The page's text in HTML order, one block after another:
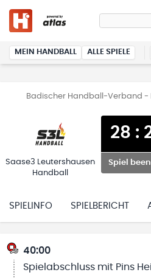
MEIN HANDBALL ALLE SPIELE
Badischer Handball-Verband -
Saase3 Leutershausen
Handball
28 :
Spiel
SPIELINFO SPIELBERICHT
40:00
Spielabschluss mit Pins